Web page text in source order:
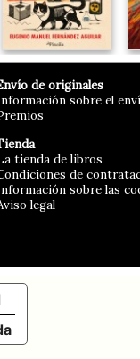
de originales
sobre el
tienda de libros
de
sobre las
legal